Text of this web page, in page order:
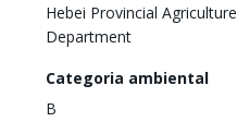
Hebei Provincial Agriculture
Department
Categoria ambiental
B